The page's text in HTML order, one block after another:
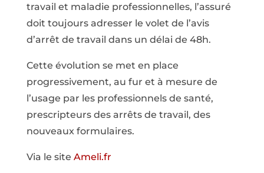
travail et maladie professionnelles, l’assuré
doit toujours adresser le volet de l’avis
d’arrêt de travail dans un délai de 48h.
Cette évolution se met en place
progressivement, au fur et à mesure de
l’usage par les professionnels de santé,
prescripteurs des arrêts de travail, des
nouveaux formulaires.
Via le site Ameli.fr